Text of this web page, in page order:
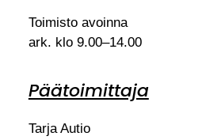
Toimisto avoinna
ark. klo 9.00–14.00
Päätoimittaja
Tarja Autio